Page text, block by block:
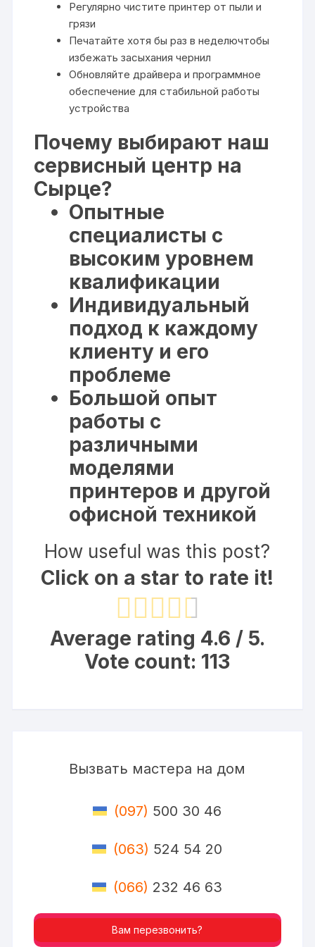
Регулярно чистите принтер от пыли и
грязи
Печатайте хотя бы раз в неделючтобы
избежать засыхания чернил
Обновляйте драйвера и программное
обеспечение для стабильной работы
устройства
Почему выбирают наш
сервисный центр на
Сырце?
Опытные
специалисты с
высоким уровнем
квалификации
Индивидуальный
подход к каждому
клиенту и его
проблеме
Большой опыт
работы с
различными
моделями
принтеров и другой
офисной техникой
How useful was this post?
Click on a star to rate it!
Average rating 4.6 / 5.
Vote count: 113
Вызвать мастера на дом
(097) 500 30 46
(063) 524 54 20
(066) 232 46 63
Вам перезвонить?